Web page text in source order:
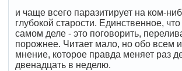
и чаще всего паразитирует на ком-
глубокой старости. Единственное,
самом деле - это поговорить,
порожнее. Читает мало, но обо всем
мнение, которое правда меняет раз
двенадцать в неделю.